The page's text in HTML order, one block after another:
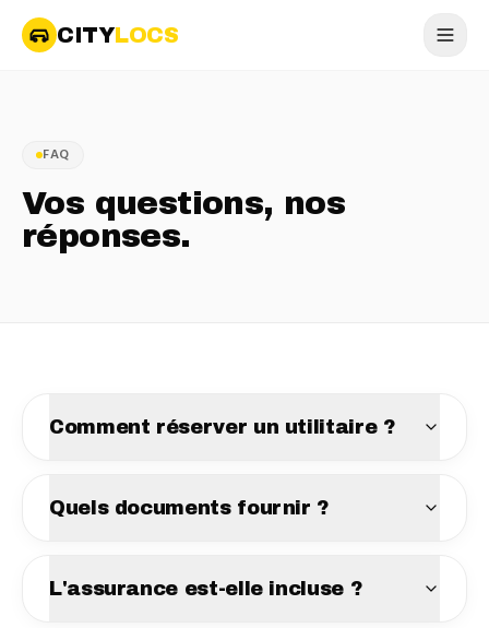
CITYLOCS
FAQ
Vos questions, nos
réponses.
Comment réserver un utilitaire ?
Quels documents fournir ?
L'assurance est-elle incluse ?